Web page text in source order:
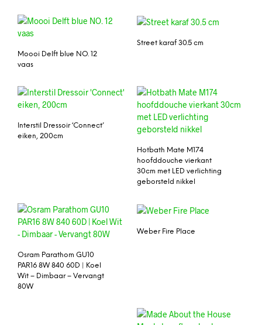
Moooi Delft blue NO. 12
vaas
Street karaf 30.5 cm
Interstil Dressoir ‘Connect’
eiken, 200cm
Hotbath Mate M174
hoofddouche vierkant
30cm met LED verlichting
geborsteld nikkel
Osram Parathom GU10
PAR16 8W 840 60D | Koel
Wit – Dimbaar – Vervangt
80W
Weber Fire Place